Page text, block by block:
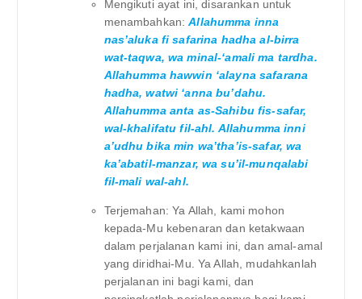
Mengikuti ayat ini, disarankan untuk
menambahkan:Allahumma inna
nas’aluka fi safarina hadha al-birra
wat-taqwa, wa minal-‘amali ma tardha.
Allahumma hawwin ‘alayna safarana
hadha, watwi ‘anna bu’dahu.
Allahumma anta as-Sahibu fis-safar,
wal-khalifatu fil-ahl. Allahumma inni
a’udhu bika min wa’tha’is-safar, wa
ka’abatil-manzar, wa su’il-munqalabi
fil-mali wal-ahl.
Terjemahan: Ya Allah, kami mohon
kepada-Mu kebenaran dan ketakwaan
dalam perjalanan kami ini, dan amal-amal
yang diridhai-Mu. Ya Allah, mudahkanlah
perjalanan ini bagi kami, dan